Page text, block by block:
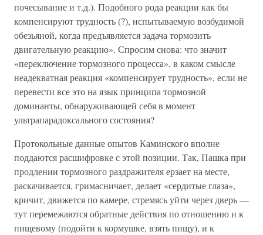
почесывание и т.д.). Подобного рода реакции как бы
компенсируют трудность (?), испытываемую возбудимой
обезьяной, когда предъявляется задача тормозить
двигательную реакцию». Спросим снова: что значит
«переключение тормозного процесса», в каком смысле
неадекватная реакция «компенсирует трудность», если не
перевести все это на язык принципа тормозной
доминанты, обнаруживающей себя в момент
ультрапарадоксального состояния?
Протокольные данные опытов Каминского вполне
поддаются расшифровке с этой позиции. Так, Пашка при
продлении тормозного раздражителя ерзает на месте,
раскачивается, гримасничает, делает «сердитые глаза»,
кричит, движется по камере, стремясь уйти через дверь —
тут перемежаются обратные действия по отношению и к
пищевому (подойти к кормушке, взять пищу), и к